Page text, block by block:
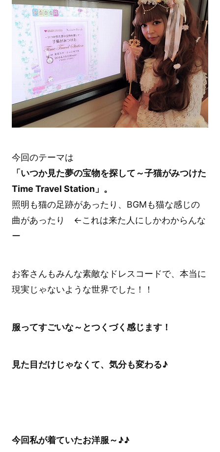
今回のテーマは
「いつか見た夢の宝物を探して～子猫がみつけた
Time Travel Station」。
照明も猫の足跡があったり、BGMも猫な感じの
曲があったり ←これは来た人にしかわからんな
ー
お客さんもみんな素敵なドレスコードで、本当に
現実じゃないような世界でした！！
服ってすごいな～とつくづく感じます！
見た目だけじゃなくて、気分も変わる♪
今回私が着ていたお洋服～♪♪